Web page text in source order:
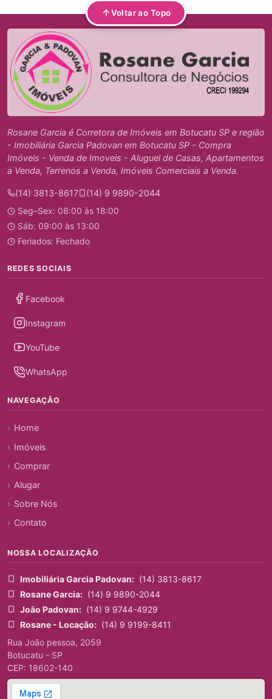
Voltar ao Topo
Rosane Garcia é Corretora de Imóveis em Botucatu SP e região
- Imobiliária Garcia Padovan em Botucatu SP - Compra
Imóveis - Venda de Imoveis - Aluguel de Casas, Apartamentos
a Venda, Terrenos a Venda, Imóveis Comerciais a Venda.
(14) 3813-8617
(14) 9 9890-2044
Seg–Sex: 08:00 às 18:00
Sáb: 09:00 às 13:00
Feriados: Fechado
REDES SOCIAIS
Facebook
Instagram
YouTube
WhatsApp
NAVEGAÇÃO
Home
Imóveis
Comprar
Alugar
Sobre Nós
Contato
NOSSA LOCALIZAÇÃO
Imobiliária Garcia Padovan: (14) 3813-8617
Rosane Garcia: (14) 9 9890-2044
João Padovan: (14) 9 9744-4929
Rosane - Locação: (14) 9 9199-8411
Rua João pessoa, 2059
Botucatu - SP
CEP: 18602-140